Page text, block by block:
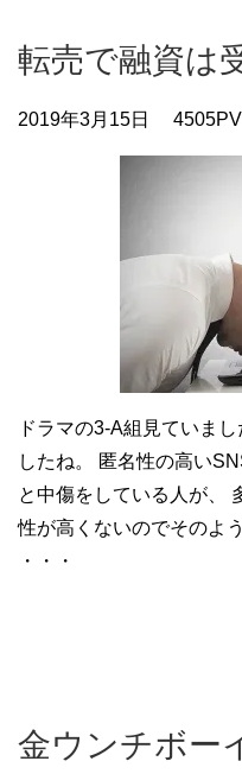
転売で融資は
2019年3月15日 4505PV
ドラマの3-A組見ていま
したね。 匿名性の高い
と中傷をしている人が、
性が高くないのでそのよ
・・・
金ウンチボー